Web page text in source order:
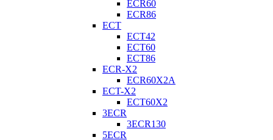
ECR60
ECR86
ECT
ECT42
ECT60
ECT86
ECR-X2
ECR60X2A
ECT-X2
ECT60X2
3ECR
3ECR130
5ECR